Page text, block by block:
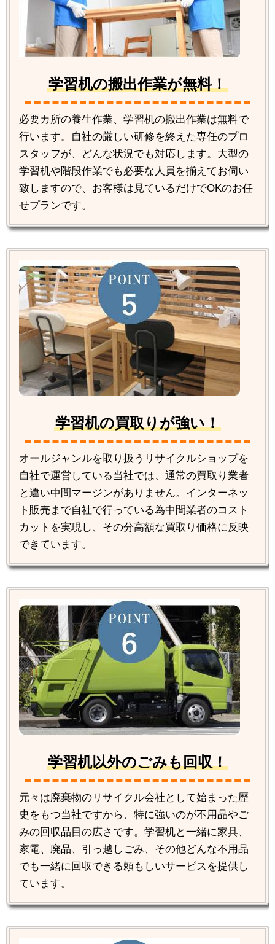
学習机の搬出作業が無料！
必要カ所の養生作業、学習机の搬出作業は無料で
行います。自社の厳しい研修を終えた専任のプロ
スタッフが、どんな状況でも対応します。大型の
学習机や階段作業でも必要な人員を揃えてお伺い
致しますので、お客様は見ているだけでOKのお任
せプランです。
学習机の買取りが強い！
オールジャンルを取り扱うリサイクルショップを
自社で運営している当社では、通常の買取り業者
と違い中間マージンがありません。インターネッ
ト販売まで自社で行っている為中間業者のコスト
カットを実現し、その分高額な買取り価格に反映
できています。
学習机以外のごみも回収！
元々は廃棄物のリサイクル会社として始まった歴
史をもつ当社ですから、特に強いのが不用品やご
みの回収品目の広さです。学習机と一緒に家具、
家電、廃品、引っ越しごみ、その他どんな不用品
でも一緒に回収できる頼もしいサービスを提供し
ています。